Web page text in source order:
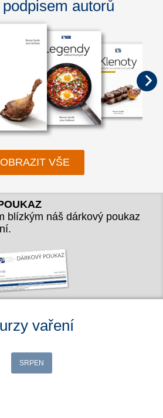
autorů
VŠE
blízkým náš dárkový poukaz
vaření
SRPEN